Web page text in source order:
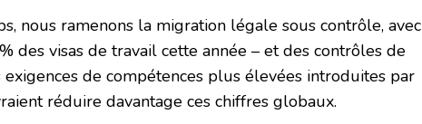
nous ramenons la migration légale sous contrôle, avec
des visas de travail cette année – et des contrôles de
de compétences plus élevées introduites par
réduire davantage ces chiffres globaux.